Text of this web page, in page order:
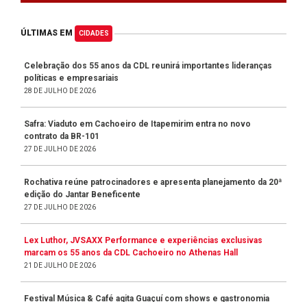
ÚLTIMAS EM CIDADES
Celebração dos 55 anos da CDL reunirá importantes lideranças
políticas e empresariais
28 DE JULHO DE 2026
Safra: Viaduto em Cachoeiro de Itapemirim entra no novo
contrato da BR-101
27 DE JULHO DE 2026
Rochativa reúne patrocinadores e apresenta planejamento da 20ª
edição do Jantar Beneficente
27 DE JULHO DE 2026
Lex Luthor, JVSAXX Performance e experiências exclusivas
marcam os 55 anos da CDL Cachoeiro no Athenas Hall
21 DE JULHO DE 2026
Festival Música & Café agita Guaçuí com shows e gastronomia